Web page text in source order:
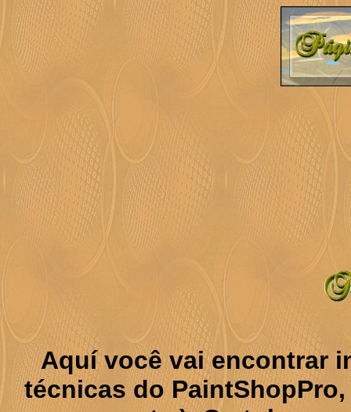
Aquí você vai encontrar
técnicas do